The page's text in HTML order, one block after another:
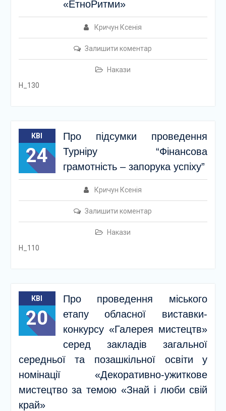
«ЕтноРитми»
Кричун Ксенія
Залишити коментар
Накази
Н_130
КВІ
24
Про підсумки проведення
Турніру “Фінансова
грамотність – запорука успіху”
Кричун Ксенія
Залишити коментар
Накази
Н_110
КВІ
20
Про проведення міського
етапу обласної виставки-
конкурсу «Галерея мистецтв»
серед закладів загальної
середньої та позашкільної освіти у
номінації «Декоративно-ужиткове
мистецтво за темою «Знай і люби свій
край»